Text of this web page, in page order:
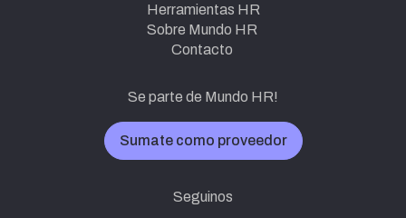
Herramientas HR
Sobre Mundo HR
Contacto
Se parte de Mundo HR!
Sumate como proveedor
Seguinos